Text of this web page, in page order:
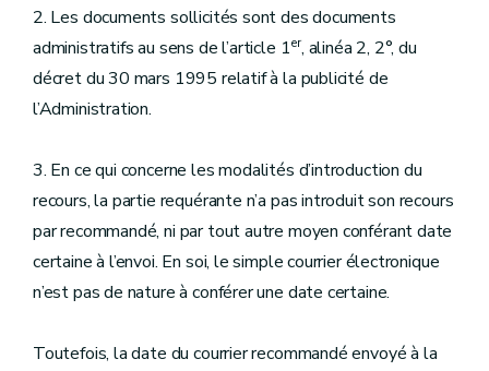
2. Les documents sollicités sont des documents
administratifs au sens de l’article 1er, alinéa 2, 2°, du
décret du 30 mars 1995 relatif à la publicité de
l’Administration.
3. En ce qui concerne les modalités d’introduction du
recours, la partie requérante n’a pas introduit son recours
par recommandé, ni par tout autre moyen conférant date
certaine à l’envoi. En soi, le simple courrier électronique
n’est pas de nature à conférer une date certaine.
Toutefois, la date du courrier recommandé envoyé à la